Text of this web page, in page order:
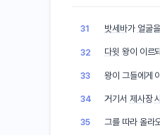
31 밧세바가 얼굴
32 다윗 왕이 이르
33 왕이 그들에게
34 거기서 제사장
35 그를 따라 올라